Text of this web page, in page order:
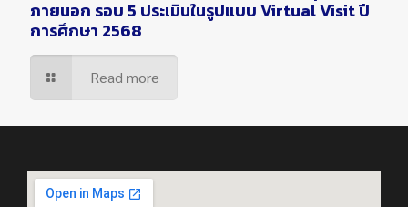
ภายนอก รอบ 5 ประเมินในรูปแบบ Virtual Visit ปี
การศึกษา 2568
Read more